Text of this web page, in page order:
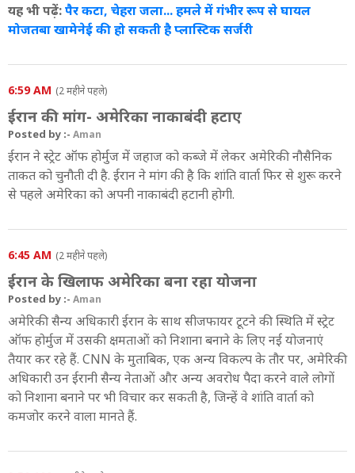
यह भी पढ़ें:पैर कटा, चेहरा जला... हमले में गंभीर रूप से घायल
मोजतबा खामेनेई की हो सकती है प्लास्टिक सर्जरी
6:59 AM (2 महीने पहले)
ईरान की मांग- अमेरिका नाकाबंदी हटाए
Posted by :- Aman
ईरान ने स्ट्रेट ऑफ होर्मुज में जहाज को कब्जे में लेकर अमेरिकी नौसैनिक
ताकत को चुनौती दी है. ईरान ने मांग की है कि शांति वार्ता फिर से शुरू करने
से पहले अमेरिका को अपनी नाकाबंदी हटानी होगी.
6:45 AM (2 महीने पहले)
ईरान के खिलाफ अमेरिका बना रहा योजना
Posted by :- Aman
अमेरिकी सैन्य अधिकारी ईरान के साथ सीजफायर टूटने की स्थिति में स्ट्रेट
ऑफ होर्मुज में उसकी क्षमताओं को निशाना बनाने के लिए नई योजनाएं
तैयार कर रहे हैं. CNN के मुताबिक, एक अन्य विकल्प के तौर पर, अमेरिकी
अधिकारी उन ईरानी सैन्य नेताओं और अन्य अवरोध पैदा करने वाले लोगों
को निशाना बनाने पर भी विचार कर सकती है, जिन्हें वे शांति वार्ता को
कमजोर करने वाला मानते हैं.